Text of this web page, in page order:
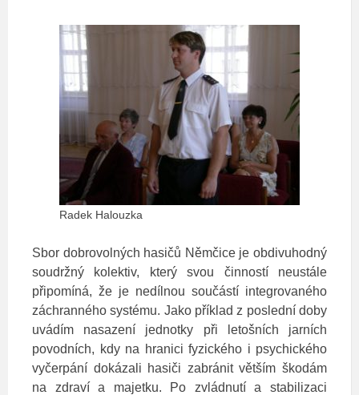
Radek Halouzka
Sbor dobrovolných hasičů Němčice je obdivuhodný
soudržný kolektiv, který svou činností neustále
připomíná, že je nedílnou součástí integrovaného
záchranného systému. Jako příklad z poslední doby
uvádím nasazení jednotky při letošních jarních
povodních, kdy na hranici fyzického i psychického
vyčerpání dokázali hasiči zabránit větším škodám
na zdraví a majetku. Po zvládnutí a stabilizaci